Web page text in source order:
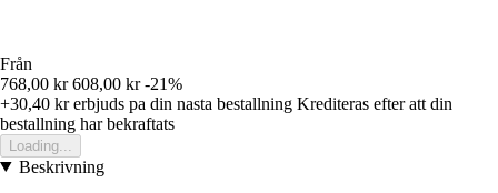
Från
768,00 kr 608,00 kr -21%
+30,40 krerbjuds pa din nasta bestallning Krediteras efter att din
bestallning har bekraftats
Loading...
Beskrivning